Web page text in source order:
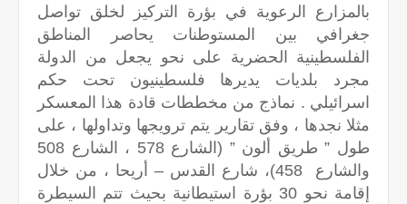
بالمزارع الرعوية في بؤرة التركيز لخلق تواصل
جغرافي بين المستوطنات يحاصر المناطق
الفلسطينية الحضرية على نحو يجعل من الدولة
مجرد بلديات يديرها فلسطينيون تحت حكم
اسرائيلي . نماذج من مخططات قادة هذا المعسكر
مثلا نجدها ، وفق تقارير يتم ترويجها وتداولها ، على
طول ” طريق ألون ” (الشارع 578 ، الشارع 508
والشارع 458)، شارع القدس – أريحا ، من خلال
إقامة نحو 30 بؤرة استيطانية بحيث تتم السيطرة